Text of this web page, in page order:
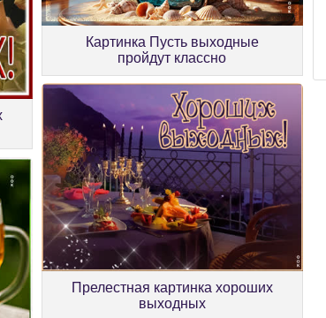
Картинка Пусть выходные
пройдут классно
Прелестная картинка хороших
выходных